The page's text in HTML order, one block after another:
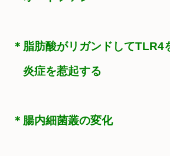
＊脂肪酸がリガンドしてTLR4
炎症を惹起する
＊腸内細菌叢の変化